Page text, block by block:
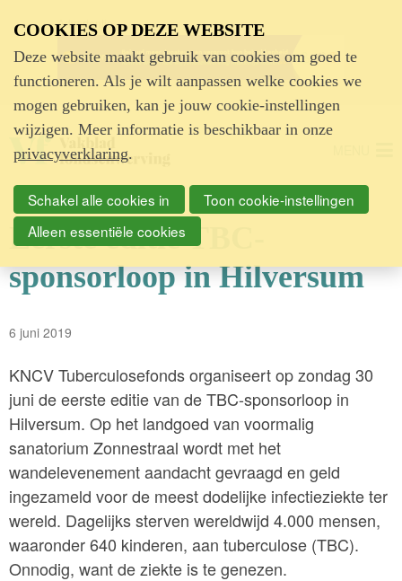
Advertentie
Eerste editie TBC-
sponsorloop in Hilversum
6 juni 2019
KNCV Tuberculosefonds organiseert op zondag 30
juni de eerste editie van de TBC-sponsorloop in
Hilversum. Op het landgoed van voormalig
sanatorium Zonnestraal wordt met het
wandelevenement aandacht gevraagd en geld
ingezameld voor de meest dodelijke infectieziekte ter
wereld. Dagelijks sterven wereldwijd 4.000 mensen,
waaronder 640 kinderen, aan tuberculose (TBC).
Onnodig, want de ziekte is te genezen.
COOKIES OP DEZE WEBSITE
Deze website maakt gebruik van cookies om goed te
functioneren. Als je wilt aanpassen welke cookies we
mogen gebruiken, kan je jouw cookie-instellingen
wijzigen. Meer informatie is beschikbaar in onze
privacyverklaring.
Schakel alle cookies in
Toon cookie-instellingen
Alleen essentiële cookies